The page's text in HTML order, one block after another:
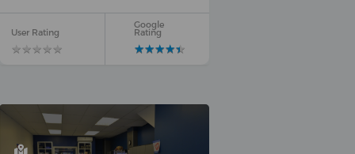
User Rating
★★★★★
★★★★★
Google
Rating
★★★★★
★★★★★